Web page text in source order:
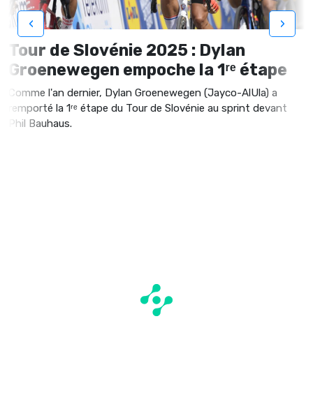
Tour de Slovénie 2025 : Dylan
Groenewegen empoche la 1ʳᵉ étape
Comme l'an dernier, Dylan Groenewegen (Jayco-AlUla) a
remporté la 1ʳᵉ étape du Tour de Slovénie au sprint devant
Phil Bauhaus.
‹ ›